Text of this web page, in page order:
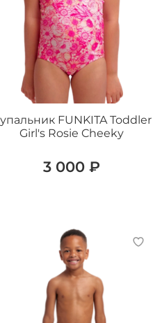
FUNKITA Toddler
Girl's Rosie Cheeky
3 000 ₽